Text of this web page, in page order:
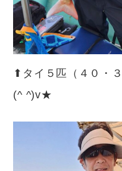
⬆︎タイ５匹（４０・
(^ ^)v★